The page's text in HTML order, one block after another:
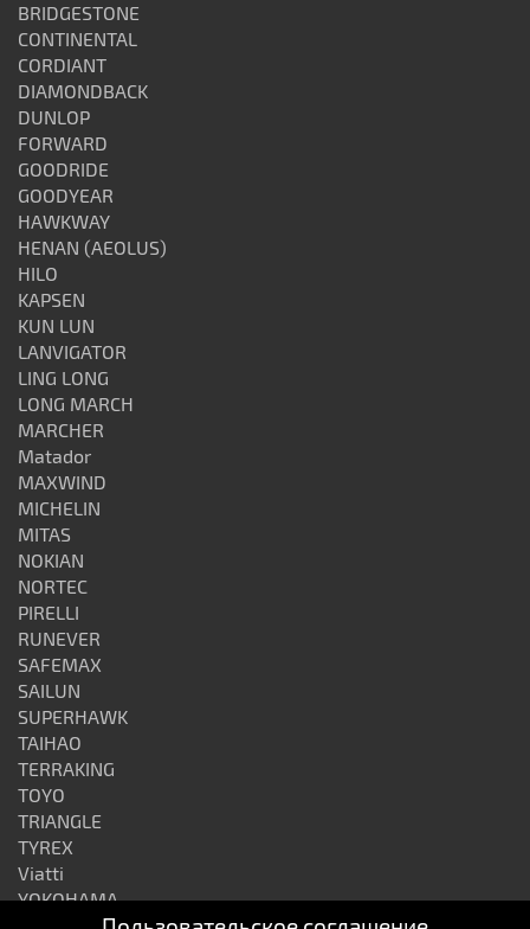
BRIDGESTONE
CONTINENTAL
CORDIANT
DIAMONDBACK
DUNLOP
FORWARD
GOODRIDE
GOODYEAR
HAWKWAY
HENAN (AEOLUS)
HILO
KAPSEN
KUN LUN
LANVIGATOR
LING LONG
LONG MARCH
MARCHER
Matador
MAXWIND
MICHELIN
MITAS
NOKIAN
NORTEC
PIRELLI
RUNEVER
SAFEMAX
SAILUN
SUPERHAWK
TAIHAO
TERRAKING
TOYO
TRIANGLE
TYREX
Viatti
YOKOHAMA